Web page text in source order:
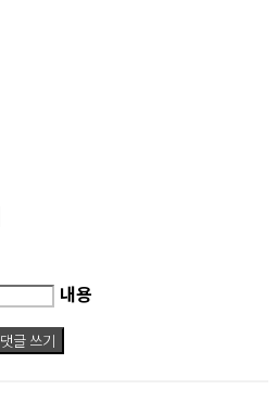
내용
댓글 쓰기